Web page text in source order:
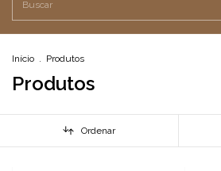
Início . Produtos
Produtos
Ordenar